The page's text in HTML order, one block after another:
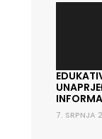
7. SRPNJA